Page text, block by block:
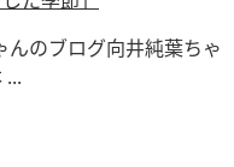
のブログ向井純葉ちゃ
...